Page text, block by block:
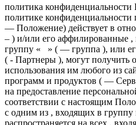
политика
политике
— Положение) действует в
– ) и/или его аффилированные ,
группу « » ( — группа ), или
( - Партнеры ), могут получить
использования им любого из
программ и продуктов ( —
на предоставление
соответствии с настоящим
с одним из , входящих в
распространяется на всех ,